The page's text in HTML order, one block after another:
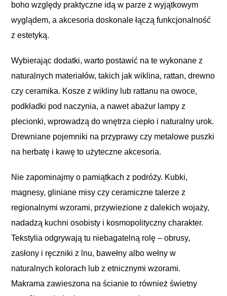
boho względy praktyczne idą w parze z wyjątkowym
wyglądem, a akcesoria doskonale łączą funkcjonalność
z estetyką.
Wybierając dodatki, warto postawić na te wykonane z
naturalnych materiałów, takich jak wiklina, rattan, drewno
czy ceramika. Kosze z wikliny lub rattanu na owoce,
podkładki pod naczynia, a nawet abażur lampy z
plecionki, wprowadzą do wnętrza ciepło i naturalny urok.
Drewniane pojemniki na przyprawy czy metalowe puszki
na herbatę i kawę to użyteczne akcesoria.
Nie zapominajmy o pamiątkach z podróży. Kubki,
magnesy, gliniane misy czy ceramiczne talerze z
regionalnymi wzorami, przywiezione z dalekich wojaży,
nadadzą kuchni osobisty i kosmopolityczny charakter.
Tekstylia odgrywają tu niebagatelną rolę – obrusy,
zasłony i ręczniki z lnu, bawełny albo wełny w
naturalnych kolorach lub z etnicznymi wzorami.
Makrama zawieszona na ścianie to również świetny